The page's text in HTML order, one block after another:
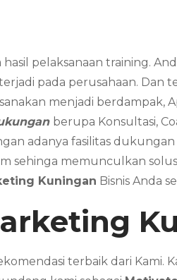
pelaksanaan training.
pada perusahaan. Dan
menjadi berdampak,
berupa Konsultasi,
adanya fasilitas
sehinga memunculkan
Kuningan Bisnis Anda
terbaik dari Kami.